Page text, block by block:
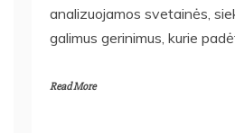
analizuojamos svetainės,
galimus gerinimus, kurie
Read More